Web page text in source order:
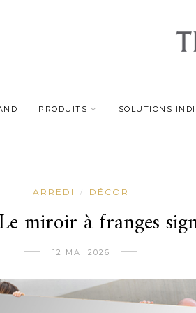
PRODUITS SOLUTIONS
ARREDI / DÉCOR
miroir à franges
12 MAI 2026